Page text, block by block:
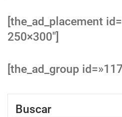
[the_ad_placement
250×300″]
[the_ad_group
Buscar